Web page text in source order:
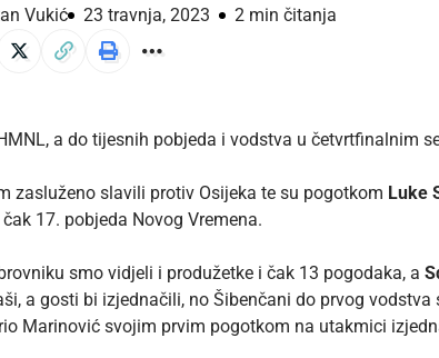
Vukić 23 travnja, 2023 2 min čitanja
a do tijesnih pobjeda i vodstva u četvrtfinalnim
zasluženo slavili protiv Osijeka te su pogotkom Luke
17. pobjeda Novog Vremena.
smo vidjeli i produžetke i čak 13 pogodaka, a
a gosti bi izjednačili, no Šibenčani do prvog
Marinović svojim prvim pogotkom na utakmici